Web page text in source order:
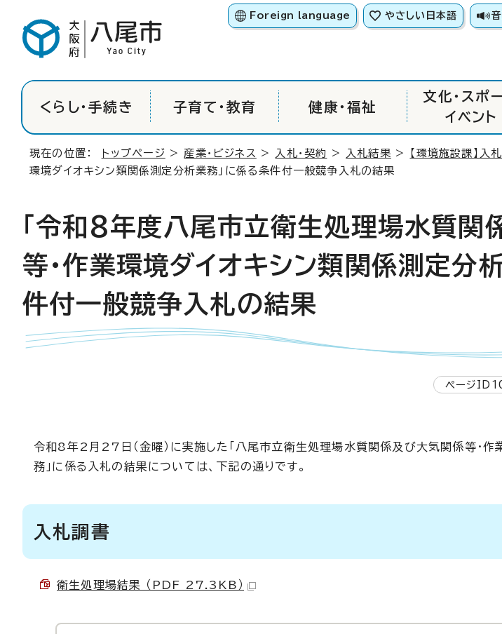
Foreign language やさしい日本語
くらし・手続き 子育て・教育 健康・福祉
文化・スポ
イベント
現在の位置： トップページ > 産業・ビジネス > 入札・契約 > 入札結果 > 【環境施設課】入
環境ダイオキシン類関係測定分析業務」に係る条件付一般競争入札の結果
「令和8年度八尾市立衛生処理場水質関
等・作業環境ダイオキシン類関係測定分
件付一般競争入札の結果
ページ
令和8年2月27日（金曜）に実施した「八尾市立衛生処理場水質関係及び大気関係等・作
務」に係る入札の結果については、下記の通りです。
入札調書
衛生処理場結果 （PDF 27.3KB）